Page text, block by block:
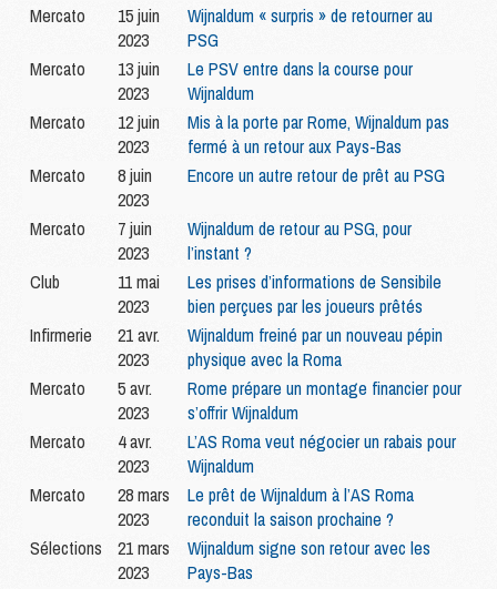
Mercato
15 juin
2023
Wijnaldum « surpris » de retourner au
PSG
Mercato
13 juin
2023
Le PSV entre dans la course pour
Wijnaldum
Mercato
12 juin
2023
Mis à la porte par Rome, Wijnaldum pas
fermé à un retour aux Pays-Bas
Mercato
8 juin
2023
Encore un autre retour de prêt au PSG
Mercato
7 juin
2023
Wijnaldum de retour au PSG, pour
l’instant ?
Club
11 mai
2023
Les prises d’informations de Sensibile
bien perçues par les joueurs prêtés
Infirmerie
21 avr.
2023
Wijnaldum freiné par un nouveau pépin
physique avec la Roma
Mercato
5 avr.
2023
Rome prépare un montage financier pour
s’offrir Wijnaldum
Mercato
4 avr.
2023
L’AS Roma veut négocier un rabais pour
Wijnaldum
Mercato
28 mars
2023
Le prêt de Wijnaldum à l’AS Roma
reconduit la saison prochaine ?
Sélections
21 mars
2023
Wijnaldum signe son retour avec les
Pays-Bas